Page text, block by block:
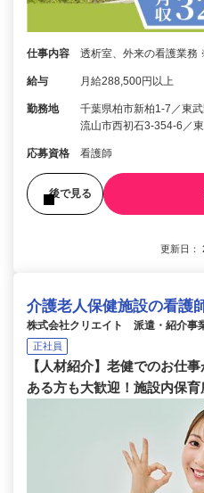
仕事内容 透析室、外来の看護業務
給与 月給288,500円以上
勤務地
千葉県柏市新柏1-7／東
流山市西初石3-354-6／
応募資格 看護師
後で見る
更新日：
介護老人保健施設の看護
株式会社クリエイト 派遣・紹介事
正社員
【人材紹介】老健でのお仕
ある方も大歓迎！施設内保育